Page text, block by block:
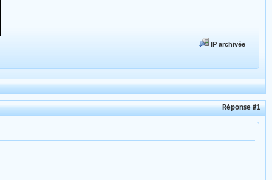
IP archivée
Réponse #1